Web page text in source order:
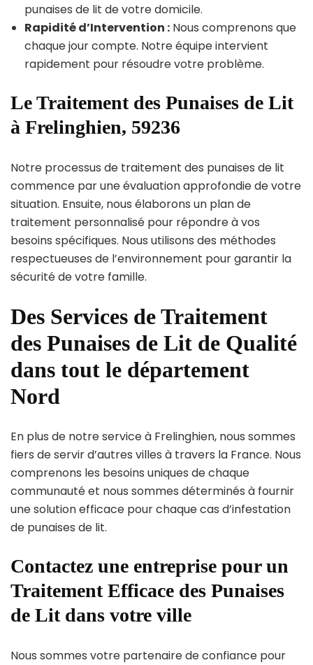
punaises de lit de votre domicile.
Rapidité d’Intervention : Nous comprenons que
chaque jour compte. Notre équipe intervient
rapidement pour résoudre votre problème.
Le Traitement des Punaises de Lit
à Frelinghien, 59236
Notre processus de traitement des punaises de lit
commence par une évaluation approfondie de votre
situation. Ensuite, nous élaborons un plan de
traitement personnalisé pour répondre à vos
besoins spécifiques. Nous utilisons des méthodes
respectueuses de l’environnement pour garantir la
sécurité de votre famille.
Des Services de Traitement
des Punaises de Lit de Qualité
dans tout le département
Nord
En plus de notre service à Frelinghien, nous sommes
fiers de servir d’autres villes à travers la France. Nous
comprenons les besoins uniques de chaque
communauté et nous sommes déterminés à fournir
une solution efficace pour chaque cas d’infestation
de punaises de lit.
Contactez une entreprise pour un
Traitement Efficace des Punaises
de Lit dans votre ville
Nous sommes votre partenaire de confiance pour